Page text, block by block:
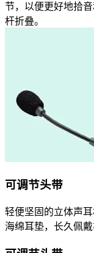
节，以便更好地拾
杆折叠。
可调节头带
轻便坚固的立体声
海绵耳垫，长久佩戴